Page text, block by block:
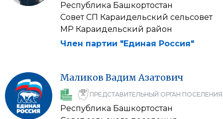
Республика Башкортостан
Совет СП Караидельский сельсовет
МР Караидельский район
Член партии "Единая Россия"
Маликов Вадим Азатович
ПРЕДСТАВИТЕЛЬНЫЙ ОРГАН ПОСЕЛЕНИЯ
Республика Башкортостан